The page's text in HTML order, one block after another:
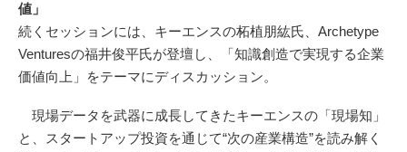
値」
続くセッションには、キーエンスの柘植朋紘氏、Archetype
Venturesの福井俊平氏が登壇し、「知識創造で実現する企業
価値向上」をテーマにディスカッション。
現場データを武器に成長してきたキーエンスの「現場知」
と、スタートアップ投資を通じて“次の産業構造”を読み解く